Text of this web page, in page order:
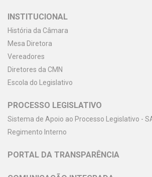
INSTITUCIONAL
História da Câmara
Mesa Diretora
Vereadores
Diretores da CMN
Escola do Legislativo
PROCESSO LEGISLATIVO
Sistema de Apoio ao Processo Legislativo -
Regimento Interno
PORTAL DA TRANSPARÊNCIA